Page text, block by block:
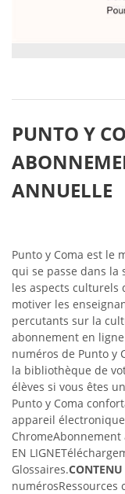
PUNTO Y
ANNUELLE
Punto y Coma est le
qui se passe dans
les aspects culturels
motiver les
percutants sur la
abonnement en
numéros de Punto y
la bibliothèque de
élèves si vous êtes
Punto y Coma
appareil
ChromeAbonnement
EN LIGNE
Glossaires.
numérosRessources